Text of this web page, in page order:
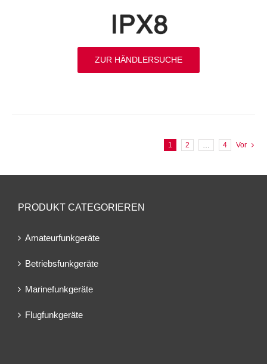
ZUR HÄNDLERSUCHE
1 2 … 4 Vor
PRODUKT CATEGORIEREN
Amateurfunkgeräte
Betriebsfunkgeräte
Marinefunkgeräte
Flugfunkgeräte